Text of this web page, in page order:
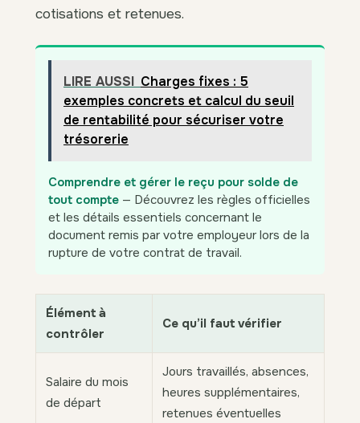
cotisations et retenues.
LIRE AUSSI Charges fixes : 5
exemples concrets et calcul du seuil
de rentabilité pour sécuriser votre
trésorerie
Comprendre et gérer le reçu pour solde de
tout compte — Découvrez les règles officielles
et les détails essentiels concernant le
document remis par votre employeur lors de la
rupture de votre contrat de travail.
Élément à
contrôler
Ce qu’il faut vérifier
Salaire du mois
de départ
Jours travaillés, absences,
heures supplémentaires,
retenues éventuelles